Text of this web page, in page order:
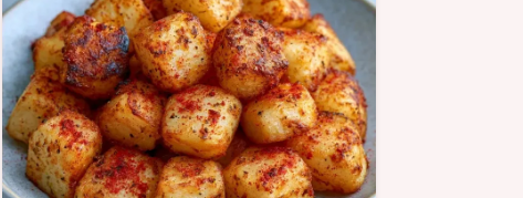
Alternativen.